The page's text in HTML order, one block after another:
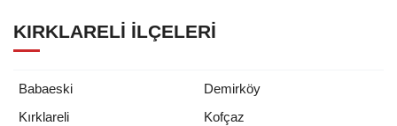
KIRKLARELI İLÇELERI
Babaeski
Demirköy
Kırklareli
Kofçaz